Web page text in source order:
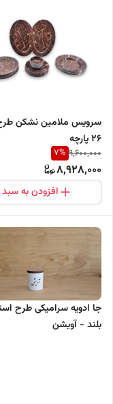
سرویس ملامین نشکن طرح
26 پارچه
9,600,000
7%
8,928,000
افزودن به سبد
جا ادویه سرامیکی طرح
بلند - آویشن